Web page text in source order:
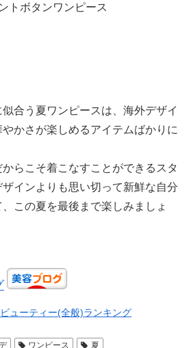
トボタンワンピース
合う夏ワンピースは、海外デザイ
かさが楽しめるアイテムばかりに
らこそ着こなすことができるスタ
インよりも思い切って新鮮な自分
この夏を最後まで楽しみましょ
ューティー(全般)ランキング
ワンピース 夏